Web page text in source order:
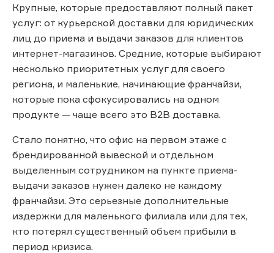
Крупные, которые предоставляют полный пакет
услуг: от курьерской доставки для юридических
лиц до приема и выдачи заказов для клиентов
интернет-магазинов. Средние, которые выбирают
несколько приоритетных услуг для своего
региона, и маленькие, начинающие франчайзи,
которые пока сфокусировались на одном
продукте — чаще всего это В2В доставка.
Стало понятно, что офис на первом этаже с
брендированной вывеской и отдельном
выделенным сотрудником на пункте приема-
выдачи заказов нужен далеко не каждому
франчайзи. Это серьезные дополнительные
издержки для маленького филиала или для тех,
кто потерял существенный объем прибыли в
период кризиса.